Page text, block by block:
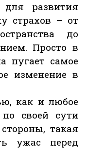
развития
страхов – от
до
Просто в
пугает самое
изменение в
как и любое
своей сути
такая
ужас перед